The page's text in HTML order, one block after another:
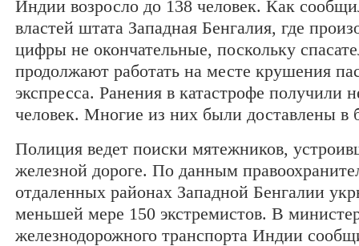
Индии возросло до 138 человек. Как
властей штата Западная Бенгалия, где
цифры не окончательные, поскольку
продолжают работать на месте крушения
экспресса. Ранения в катастрофе получили
человек. Многие из них были доставлены
Полиция ведет поиски мятежников,
железной дороге. По данным
отдаленных районах Западной Бенгалии
меньшей мере 150 экстремистов. В
железнодорожного транспорта Индии